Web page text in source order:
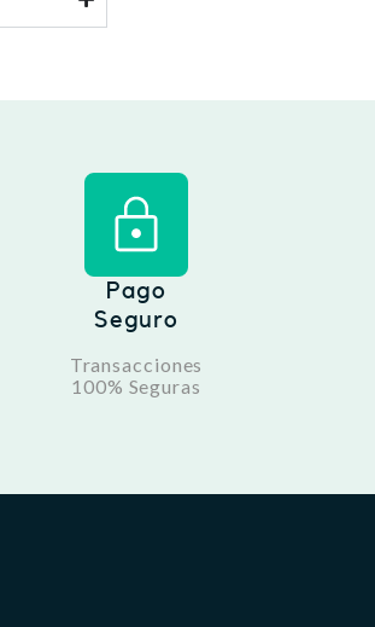
Pago
Seguro
Transacciones
100% Seguras